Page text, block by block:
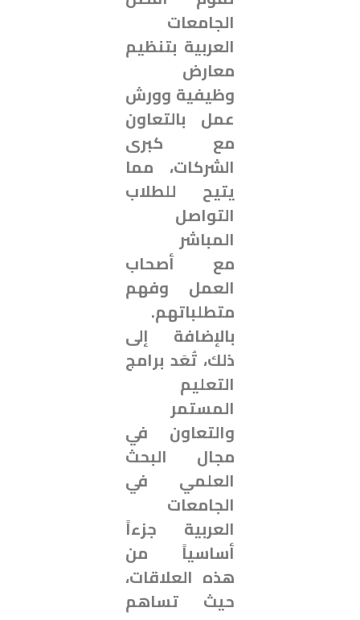
الجامعات
العربية بتنظيم
معارض
وظيفية وورش
عمل بالتعاون
مع كبرى
الشركات، مما
يتيح للطلاب
التواصل
المباشر
مع أصحاب
العمل وفهم
متطلباتهم.
بالإضافة إلى
ذلك، تُعَد برامج
التعليم
المستمر
والتعاون في
مجال البحث
العلمي في
الجامعات
العربية جزءاً
أساسياً من
هذه العلاقات،
حيث تساهم